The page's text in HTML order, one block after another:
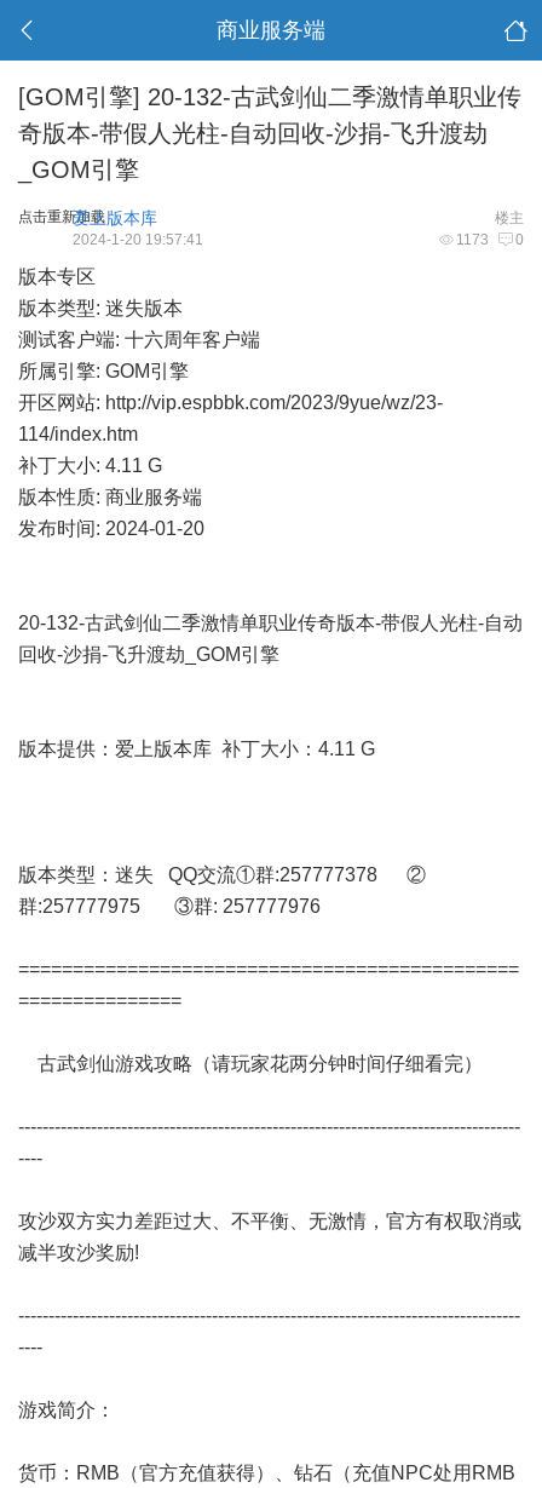
商业服务端
[GOM引擎] 20-132-古武剑仙二季激情单职业传
奇版本-带假人光柱-自动回收-沙捐-飞升渡劫
_GOM引擎
点击重新加载 楼主
爱上版本库
1173 0
2024-1-20 19:57:41
版本专区
版本类型: 迷失版本
测试客户端: 十六周年客户端
所属引擎: GOM引擎
开区网站: http://vip.espbbk.com/2023/9yue/wz/23-
114/index.htm
补丁大小: 4.11 G
版本性质: 商业服务端
发布时间: 2024-01-20
20-132-古武剑仙二季激情单职业传奇版本-带假人光柱-自动
回收-沙捐-飞升渡劫_GOM引擎
版本提供：爱上版本库 补丁大小：4.11 G
版本类型：迷失 QQ交流①群:257777378 ②
群:257777975 ③群: 257777976
==============================================
===============
古武剑仙游戏攻略（请玩家花两分钟时间仔细看完）
-----------------------------------------------------------------------------------
----
攻沙双方实力差距过大、不平衡、无激情，官方有权取消或
减半攻沙奖励!
-----------------------------------------------------------------------------------
----
游戏简介：
货币：RMB（官方充值获得）、钻石（充值NPC处用RMB